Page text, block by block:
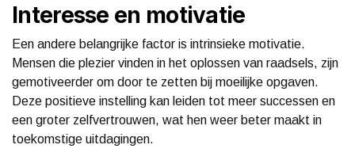
Interesse en motivatie
Een andere belangrijke factor is intrinsieke motivatie.
Mensen die plezier vinden in het oplossen van raadsels, zijn
gemotiveerder om door te zetten bij moeilijke opgaven.
Deze positieve instelling kan leiden tot meer successen en
een groter zelfvertrouwen, wat hen weer beter maakt in
toekomstige uitdagingen.